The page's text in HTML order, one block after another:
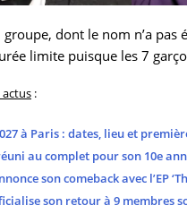
groupe, dont le nom n’a
limite puisque les 7
actus :
à Paris : dates, lieu et
au complet pour son 10e
son comeback avec l’EP
son retour à 9 membres